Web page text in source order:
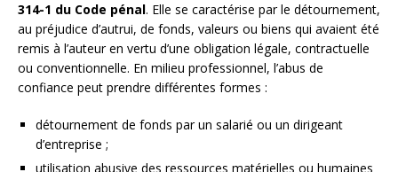
314-1 du Code pénal. Elle se caractérise par le détournement,
au préjudice d’autrui, de fonds, valeurs ou biens qui avaient été
remis à l’auteur en vertu d’une obligation légale, contractuelle
ou conventionnelle. En milieu professionnel, l’abus de
confiance peut prendre différentes formes :
détournement de fonds par un salarié ou un dirigeant
d’entreprise ;
utilisation abusive des ressources matérielles ou humaines